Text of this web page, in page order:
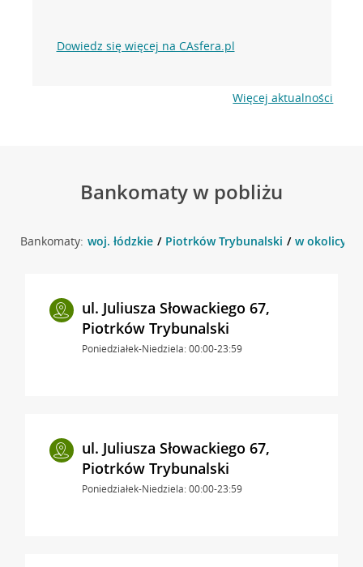
Dowiedz się więcej na CAsfera.pl
Więcej aktualności
Bankomaty w pobliżu
Bankomaty: woj. łódzkie Piotrków Trybunalski w okolicy
ul. Juliusza Słowackiego 67,
Piotrków Trybunalski
Poniedziałek-Niedziela: 00:00-23:59
ul. Juliusza Słowackiego 67,
Piotrków Trybunalski
Poniedziałek-Niedziela: 00:00-23:59